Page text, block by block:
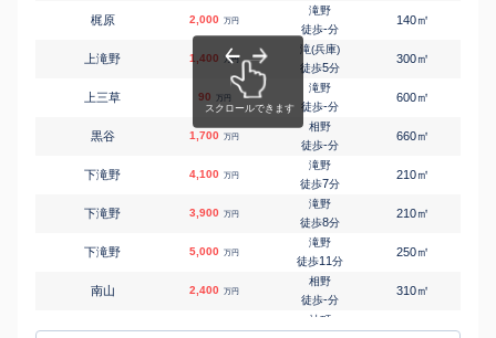
梶原 2,000 万円
滝野
徒歩-分
140㎡
上滝野 1,400 万円
滝(兵庫)
徒歩5分
300㎡
上三草 90 万円
滝野
徒歩-分
600㎡
黒谷 1,700 万円
相野
徒歩-分
660㎡
下滝野 4,100 万円
滝野
徒歩7分
210㎡
下滝野 3,900 万円
滝野
徒歩8分
210㎡
下滝野 5,000 万円
滝野
徒歩11分
250㎡
南山 2,400 万円
相野
徒歩-分
310㎡
社 1,600 万円
社町
165㎡